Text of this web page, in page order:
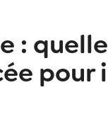
:
pour